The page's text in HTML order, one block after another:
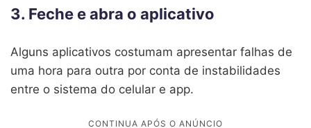
3. Feche e abra o aplicativo
Alguns aplicativos costumam apresentar falhas de
uma hora para outra por conta de instabilidades
entre o sistema do celular e app.